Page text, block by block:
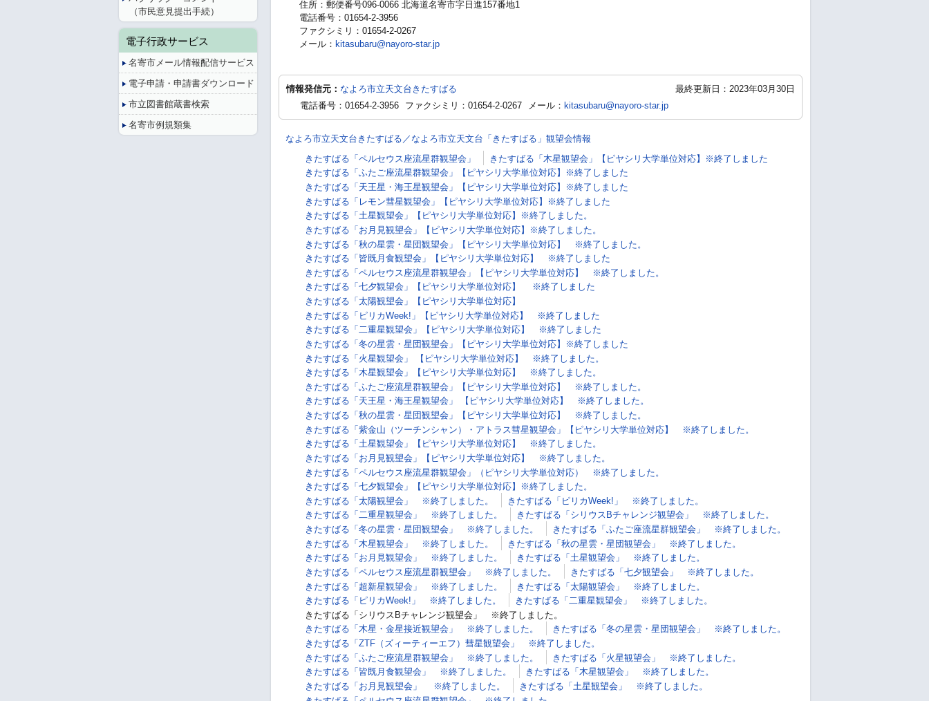
住所：郵便番号096-0066 北海道名寄市字日進157番地1
電話番号：01654-2-3956
ファクシミリ：01654-2-0267
メール： kitasubaru@nayoro-star.jp
最終更新日：2023年03月30日
情報発信元： なよろ市立天文台きたすばる
電話番号：01654-2-3956
ファクシミリ：01654-2-0267 メール： kitasubaru@nayoro-star.jp
なよろ市立天文台きたすばる／なよろ市立天文台「きたすばる」観望会情報
きたすばる「ペルセウス座流星群観望会」
きたすばる「木星観望会」【ピヤシリ大学単位対応】※終了しました
きたすばる「ふたご座流星群観望会」【ピヤシリ大学単位対応】※終了しました
きたすばる「天王星・海王星観望会」【ピヤシリ大学単位対応】※終了しました
きたすばる「レモン彗星観望会」【ピヤシリ大学単位対応】※終了しました
きたすばる「土星観望会」【ピヤシリ大学単位対応】※終了しました。
きたすばる「お月見観望会」【ピヤシリ大学単位対応】※終了しました。
きたすばる「秋の星雲・星団観望会」【ピヤシリ大学単位対応】 ※終了しました。
きたすばる「皆既月食観望会」【ピヤシリ大学単位対応】 ※終了しました
きたすばる「ペルセウス座流星群観望会」【ピヤシリ大学単位対応】 ※終了しました。
きたすばる「七夕観望会」【ピヤシリ大学単位対応】 ※終了しました
きたすばる「太陽観望会」【ピヤシリ大学単位対応】
きたすばる「ピリカWeek!」【ピヤシリ大学単位対応】 ※終了しました
きたすばる「二重星観望会」【ピヤシリ大学単位対応】 ※終了しました
きたすばる「冬の星雲・星団観望会」【ピヤシリ大学単位対応】※終了しました
きたすばる「火星観望会」 【ピヤシリ大学単位対応】 ※終了しました。
きたすばる「木星観望会」【ピヤシリ大学単位対応】 ※終了しました。
きたすばる「ふたご座流星群観望会」【ピヤシリ大学単位対応】 ※終了しました。
きたすばる「天王星・海王星観望会」 【ピヤシリ大学単位対応】 ※終了しました。
きたすばる「秋の星雲・星団観望会」【ピヤシリ大学単位対応】 ※終了しました。
きたすばる「紫金山（ツーチンシャン）・アトラス彗星観望会」【ピヤシリ大学単位対応】 ※終了しました。
きたすばる「土星観望会」【ピヤシリ大学単位対応】 ※終了しました。
きたすばる「お月見観望会」【ピヤシリ大学単位対応】 ※終了しました。
きたすばる「ペルセウス座流星群観望会」（ピヤシリ大学単位対応） ※終了しました。
きたすばる「七夕観望会」【ピヤシリ大学単位対応】※終了しました。
きたすばる「太陽観望会」 ※終了しました。
きたすばる「ピリカWeek!」 ※終了しました。
きたすばる「二重星観望会」 ※終了しました。
きたすばる「シリウスBチャレンジ観望会」 ※終了しました。
きたすばる「冬の星雲・星団観望会」 ※終了しました。
きたすばる「ふたご座流星群観望会」 ※終了しました。
きたすばる「木星観望会」 ※終了しました。
きたすばる「秋の星雲・星団観望会」 ※終了しました。
きたすばる「お月見観望会」 ※終了しました。
きたすばる「土星観望会」 ※終了しました。
きたすばる「ペルセウス座流星群観望会」 ※終了しました。
きたすばる「七夕観望会」 ※終了しました。
きたすばる「超新星観望会」 ※終了しました。
きたすばる「太陽観望会」 ※終了しました。
きたすばる「ピリカWeek!」 ※終了しました。
きたすばる「二重星観望会」 ※終了しました。
きたすばる「シリウスBチャレンジ観望会」 ※終了しました。
きたすばる「木星・金星接近観望会」 ※終了しました。
きたすばる「冬の星雲・星団観望会」 ※終了しました。
きたすばる「ZTF（ズィーティーエフ）彗星観望会」 ※終了しました。
きたすばる「ふたご座流星群観望会」 ※終了しました。
きたすばる「火星観望会」 ※終了しました。
きたすばる「皆既月食観望会」 ※終了しました。
きたすばる「木星観望会」 ※終了しました。
きたすばる「お月見観望会」 ※終了しました。
きたすばる「土星観望会」 ※終了しました。
（市民意見提出手続）
電子行政サービス
名寄市メール情報配信サービス
電子申請・申請書ダウンロード
市立図書館蔵書検索
名寄市例規類集